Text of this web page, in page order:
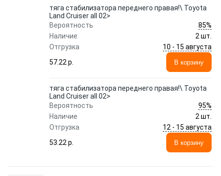
тяга стабилизатора переднего правая!\ Toyota
Land Cruiser all 02>
Вероятность
85%
Наличие
2 шт.
Отгрузка
10 - 15 августа
57.22 p.
В корзину
тяга стабилизатора переднего правая!\ Toyota
Land Cruiser all 02>
Вероятность
95%
Наличие
2 шт.
Отгрузка
12 - 15 августа
53.22 p.
В корзину